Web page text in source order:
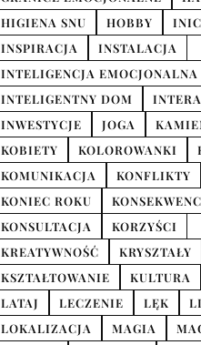
HIGIENA SNU
HOBBY
INSPIRACJA
INSTALACJA
INTELIGENCJA EMOCJONALNA
INTELIGENTNY DOM
INWESTYCJE
JOGA
KOBIETY
KOLOROWANKI
KOMUNIKACJA
KONFLIKTY
KONIEC ROKU
KONSULTACJA
KORZYŚCI
KREATYWNOŚĆ
KRYSZTAŁY
KSZTAŁTOWANIE
KULTURA
LATAJ
LECZENIE LĘK
LOKALIZACJA
MAGIA